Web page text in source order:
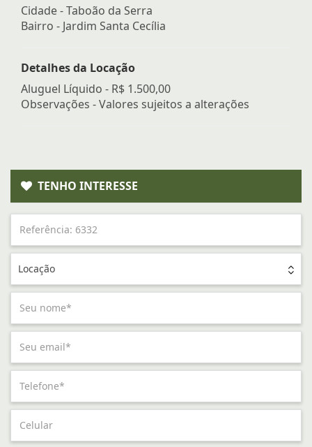
Cidade -Taboão da Serra
Bairro - Jardim Santa Cecília
Detalhes da Locação
Aluguel Líquido - R$ 1.500,00
Observações - Valores sujeitos a alterações
TENHO INTERESSE
Locação